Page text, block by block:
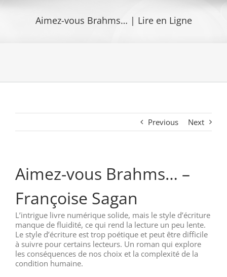
Aimez-vous Brahms… | Lire en Ligne
Previous Next
Aimez-vous Brahms… –
Françoise Sagan
L’intrigue livre numérique solide, mais le style d’écriture
manque de fluidité, ce qui rend la lecture un peu lente.
Le style d’écriture est trop poétique et peut être difficile
à suivre pour certains lecteurs. Un roman qui explore
les conséquences de nos choix et la complexité de la
condition humaine.